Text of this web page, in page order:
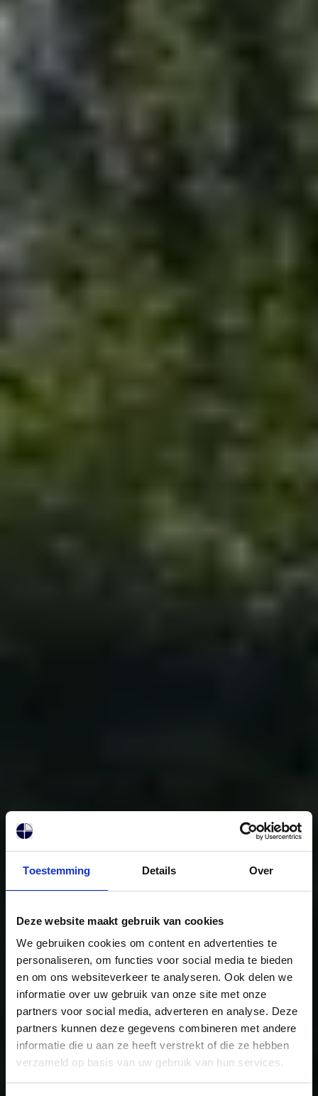
Toestemming Details Over
Deze website maakt gebruik van cookies
We gebruiken cookies om content en advertenties te
personaliseren, om functies voor social media te bieden
en om ons websiteverkeer te analyseren. Ook delen we
informatie over uw gebruik van onze site met onze
partners voor social media, adverteren en analyse. Deze
partners kunnen deze gegevens combineren met andere
informatie die u aan ze heeft verstrekt of die ze hebben
verzameld op basis van uw gebruik van hun services.
COMPASS NATURE
BIOPOOL